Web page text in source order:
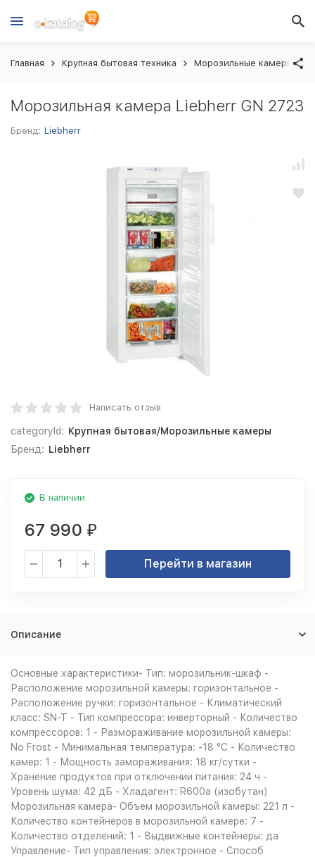
Главная Крупная бытовая техника Морозильные камеры
Морозильная камера Liebherr GN 2723
Бренд: Liebherr
Написать отзыв
categoryId: Крупная бытовая/Морозильные камеры
Бренд: Liebherr
В наличии
67 990 ₽
Перейти в магазин
Описание
Основные характеристики- Тип: морозильник-шкаф -
Расположение морозильной камеры: горизонтальное -
Расположение ручки: горизонтальное - Климатический
класс: SN-T - Тип компрессора: инверторный - Количество
компрессоров: 1 - Размораживание морозильной камеры:
No Frost - Минимальная температура: -18 °C - Количество
камер: 1 - Мощность замораживания: 18 кг/сутки -
Хранение продуктов при отключении питания: 24 ч -
Уровень шума: 42 дБ - Хладагент: R600a (изобутан)
Морозильная камера- Объем морозильной камеры: 221 л -
Количество контейнеров в морозильной камере: 7 -
Количество отделений: 1 - Выдвижные контейнеры: да
Управление- Тип управления: электронное - Способ